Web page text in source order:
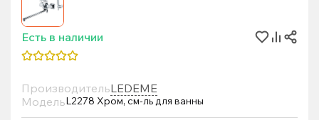
Есть в наличии
ПроизводительLEDEME
МодельL2278 Хром, см-ль для ванны